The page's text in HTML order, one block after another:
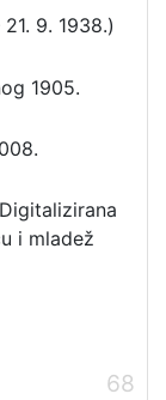
9. 1938.)
1905.
Digitalizirana
i mladež
68